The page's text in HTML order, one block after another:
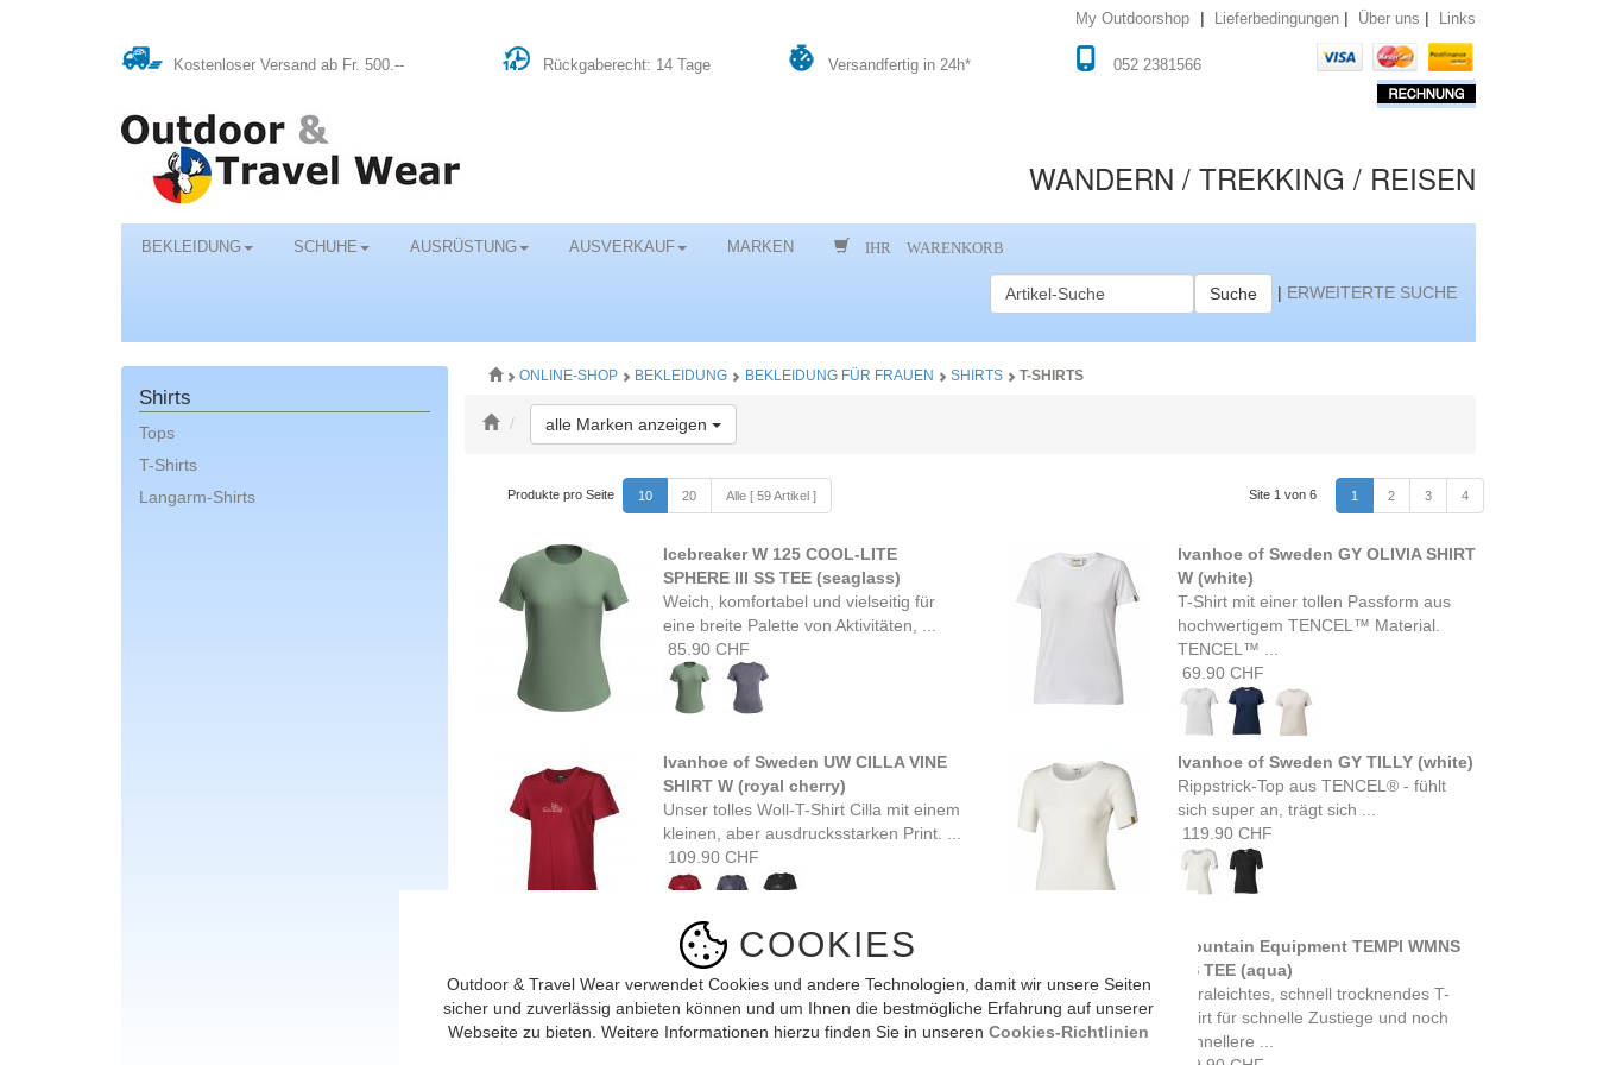
COOKIES
Outdoor & Travel Wear verwendet Cookies und andere Technologien, damit wir unsere Seiten
sicher und zuverlässig anbieten können und um Ihnen die bestmögliche Erfahrung auf unserer
Webseite zu bieten. Weitere Informationen hierzu finden Sie in unseren Cookies-Richtlinien
My Outdoorshop | Lieferbedingungen | Über uns | Links
Kostenloser Versand ab Fr. 500.-- Rückgaberecht: 14 Tage Versandfertig in 24h* 052 2381566
WANDERN / TREKKING / REISEN
BEKLEIDUNG SCHUHE AUSRÜSTUNG AUSVERKAUF MARKEN IHR WARENKORB
Suche | ERWEITERTE SUCHE
Shirts
Tops
T-Shirts
Langarm-Shirts
ONLINE-SHOP BEKLEIDUNG BEKLEIDUNG FÜR FRAUEN SHIRTS T-SHIRTS
alle Marken anzeigen Toggle Dropdown
Produkte pro Seite 10 20 Alle [ 59 Artikel ] Site 1 von 6 1 2 3 4
Icebreaker W 125 COOL-LITE
SPHERE III SS TEE (seaglass)
Weich, komfortabel und vielseitig für
eine breite Palette von Aktivitäten, ...
85.90 CHF
Ivanhoe of Sweden GY OLIVIA SHIRT
W (white)
T-Shirt mit einer tollen Passform aus
hochwertigem TENCEL™ Material.
TENCEL™ ...
69.90 CHF
Ivanhoe of Sweden UW CILLA VINE
SHIRT W (royal cherry)
Unser tolles Woll-T-Shirt Cilla mit einem
kleinen, aber ausdrucksstarken Print. ...
109.90 CHF
Ivanhoe of Sweden GY TILLY (white)
Rippstrick-Top aus TENCEL® - fühlt
sich super an, trägt sich ...
119.90 CHF
Ivanhoe of Sweden UW CILLA SHIRT
W (rifle green)
Bequemes Woll-T-Shirt mit dem
perfekten Halsausschnitt. Das Material
ist mit ...
Mountain Equipment TEMPI WMNS
SS TEE (aqua)
Ultraleichtes, schnell trocknendes T-
Shirt für schnelle Zustiege und noch
schnellere ...